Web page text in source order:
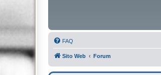
FAQ
Sito Web Forum